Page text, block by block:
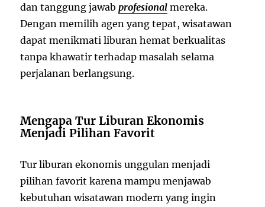
dan tanggung jawabprofesional mereka.
Dengan memilih agen yang tepat, wisatawan
dapat menikmati liburan hemat berkualitas
tanpa khawatir terhadap masalah selama
perjalanan berlangsung.
Mengapa Tur Liburan Ekonomis
Menjadi Pilihan Favorit
Tur liburan ekonomis unggulan menjadi
pilihan favorit karena mampu menjawab
kebutuhan wisatawan modern yang ingin